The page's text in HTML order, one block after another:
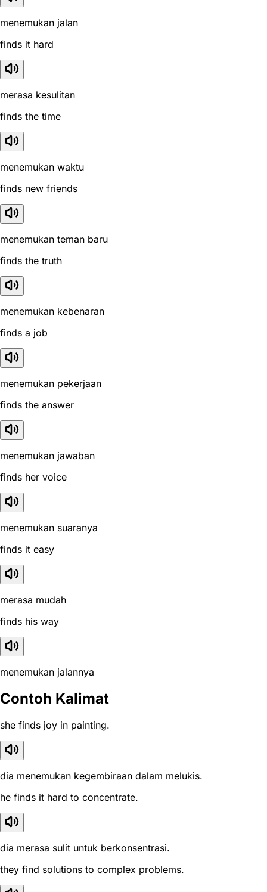
menemukan jalan
finds it hard
merasa kesulitan
finds the time
menemukan waktu
finds new friends
menemukan teman baru
finds the truth
menemukan kebenaran
finds a job
menemukan pekerjaan
finds the answer
menemukan jawaban
finds her voice
menemukan suaranya
finds it easy
merasa mudah
finds his way
menemukan jalannya
Contoh Kalimat
she finds joy in painting.
dia menemukan kegembiraan dalam melukis.
he finds it hard to concentrate.
dia merasa sulit untuk berkonsentrasi.
they find solutions to complex problems.